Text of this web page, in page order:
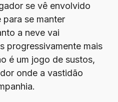
se vê envolvido
para se manter
a neve vai
progressivamente mais
é um jogo de sustos,
onde a vastidão